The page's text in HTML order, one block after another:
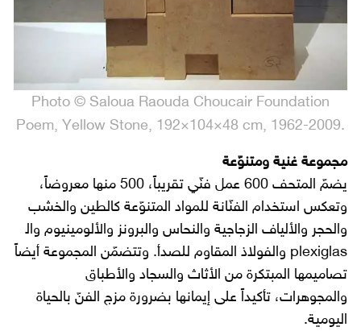
Photo © Saloua Raouda Choucair Foundation
.Poem, Yellow Stone, 192×104×48 cm, 1962-2009
مجموعة غنية ومتنوّعة
يضمّ المتحف 600 عمل فنّي تقريباً، 500 منها معروضاً،
وتعكس استخدام الفنّانة للمواد المتنوّعة كالطين والخشب
والحجر والألياف الزجاجية والنحاس والبرونز والألومينيوم واﻟ
plexiglas والفولاذ المقاوم للصدأ. وتتضمّن المجموعة أيضاً
تصاميمها المبتكرة من الأثاث والسجاد والأطباق
والمجوهرات، تأكيداً على إيمانها بضرورة مزج الفنّ بالحياة
اليومية.